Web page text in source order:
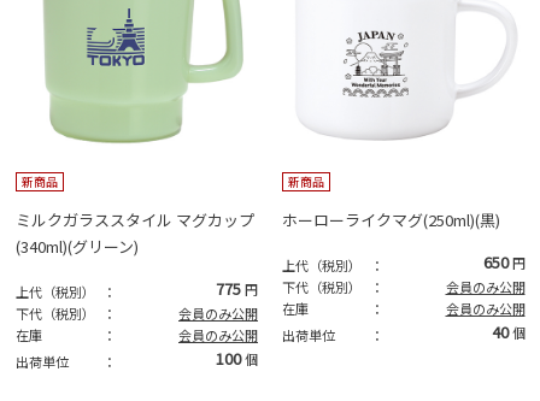
新商品
ミルクガラススタイル マグカップ
(340ml)(グリーン)
上代（税別） ： 775円
下代（税別）
：
会員のみ公開
在庫
：
会員のみ公開
出荷単位
： 100個
新商品
ホーローライクマグ(250ml)(黒)
上代（税別） ： 650 円
下代（税別）
：
会員のみ公開
在庫
：
会員のみ公開
出荷単位
： 40 個